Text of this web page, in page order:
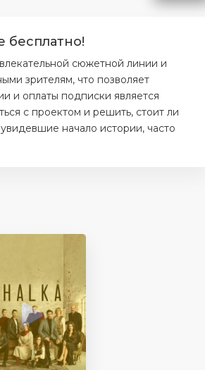
бесплатно!
сюжетной линии и
зрителям, что позволяет
и оплаты подписки является
с проектом и решить, стоит ли
начало истории, часто